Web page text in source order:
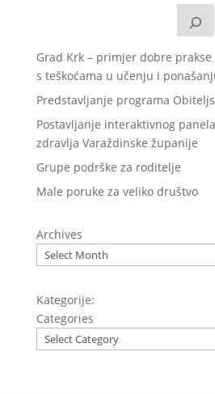
Grad Krk – primjer dobre
s teškoćama u učenju i
Predstavljanje programa
Postavljanje interaktivnog
zdravlja Varaždinske županije
Grupe podrške za roditelje
Male poruke za veliko društvo
Archives
Kategorije:
Categories